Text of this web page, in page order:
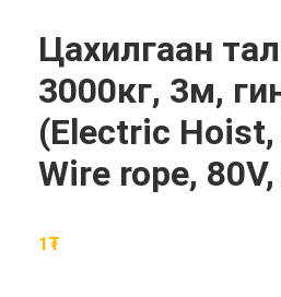
Цахилгаан таль –
3000кг, 3м,
(Electric Hoist,
Wire rope,
1₮